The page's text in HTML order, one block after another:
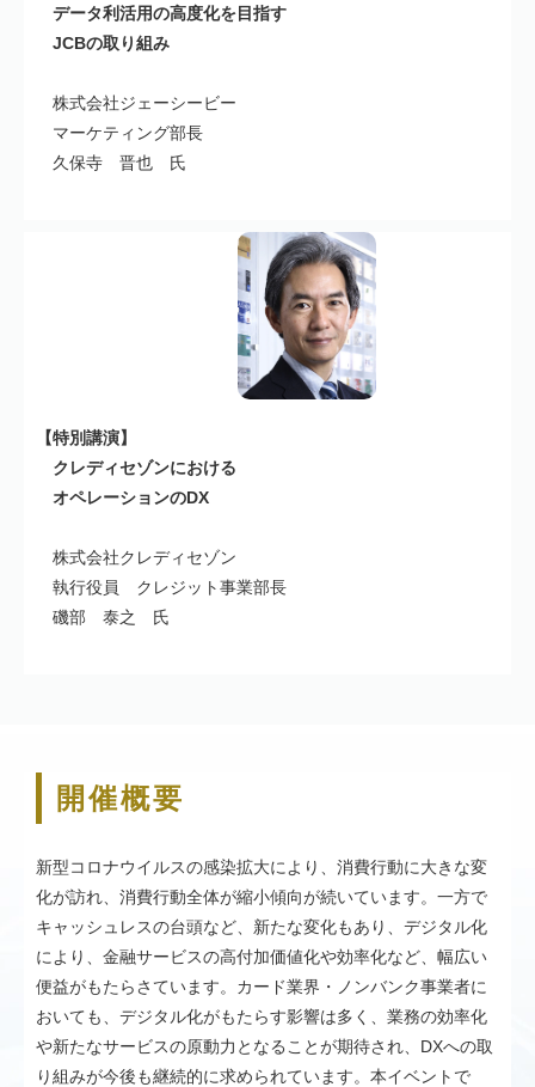
データ利活用の高度化を目指す
JCBの取り組み
株式会社ジェーシービー
マーケティング部長
久保寺 晋也 氏
【特別講演】
クレディセゾンにおける
オペレーションのDX
株式会社クレディセゾン
執行役員 クレジット事業部長
磯部 泰之 氏
開催概要
新型コロナウイルスの感染拡大により、消費行動に大きな変
化が訪れ、消費行動全体が縮小傾向が続いています。一方で
キャッシュレスの台頭など、新たな変化もあり、デジタル化
により、金融サービスの高付加価値化や効率化など、幅広い
便益がもたらさています。カード業界・ノンバンク事業者に
おいても、デジタル化がもたらす影響は多く、業務の効率化
や新たなサービスの原動力となることが期待され、DXへの取
り組みが今後も継続的に求められています。本イベントで